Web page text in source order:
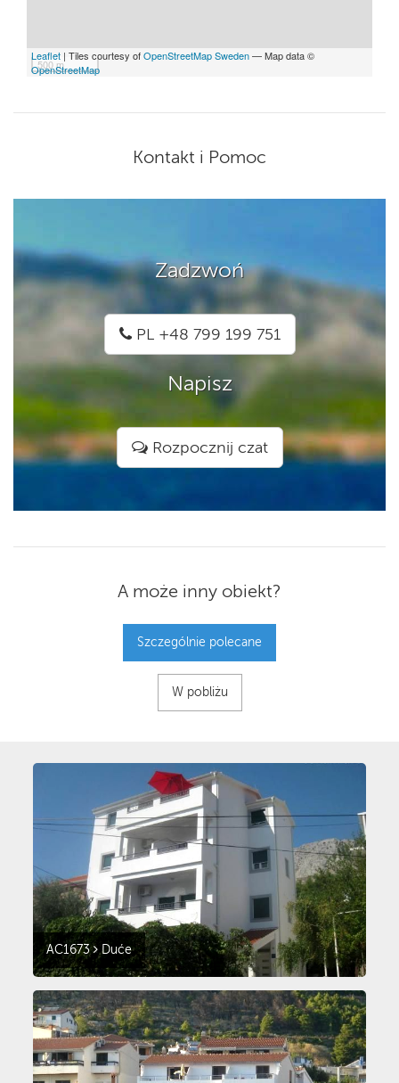
500 m
Leaflet | Tiles courtesy ofOpenStreetMap Sweden— Map data ©
OpenStreetMap
Kontakt i Pomoc
Zadzwoń
PL +48 799 199 751
Napisz
Rozpocznij czat
A może inny obiekt?
Szczególnie polecane
W pobliżu
AC1673 Duće